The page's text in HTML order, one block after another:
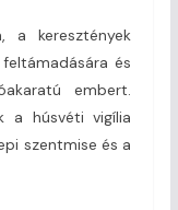
a keresztények
és
embert.
a húsvéti vigília
szentmise és a